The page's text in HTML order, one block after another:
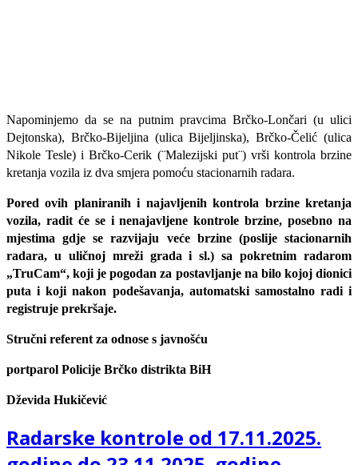
Napominjemo da se na putnim pravcima Brčko-Lončari (u ulici
Dejtonska), Brčko-Bijeljina (ulica Bijeljinska), Brčko-Čelić (ulica
Nikole Tesle) i Brčko-Cerik (¨Malezijski put¨) vrši kontrola brzine
kretanja vozila iz dva smjera pomoću stacionarnih radara.
Pored ovih planiranih i najavljenih kontrola brzine kretanja
vozila, radit će se i nenajavljene kontrole brzine, posebno na
mjestima gdje se razvijaju veće brzine (poslije stacionarnih
radara, u uličnoj mreži grada i sl.) sa pokretnim radarom
„TruCam“, koji je pogodan za postavljanje na bilo kojoj dionici
puta i koji nakon podešavanja, automatski samostalno radi i
registruje prekršaje.
Stručni referent za odnose s javnošću
portparol Policije Brčko distrikta BiH
Dževida Hukičević
Radarske kontrole od 17.11.2025.